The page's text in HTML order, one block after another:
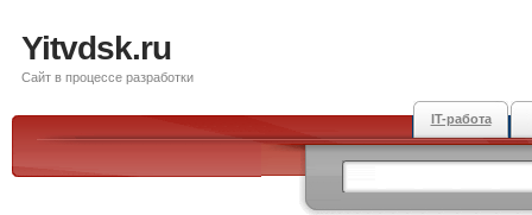
Yitvdsk.ru
Сайт в процессе разработки
IT-работа